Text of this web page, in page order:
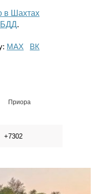
в Шахтах
.
МАХ
ВК
Приора
+7302